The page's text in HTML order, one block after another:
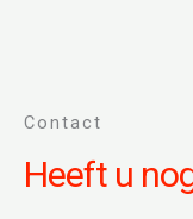
Contact
Heeft u